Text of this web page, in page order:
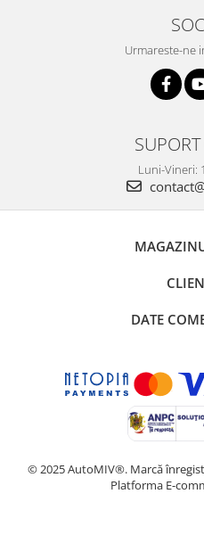
Urmareste-ne
Luni-Vineri:
DATE
© 2025 AutoMIV®. Marcă
Platforma E-